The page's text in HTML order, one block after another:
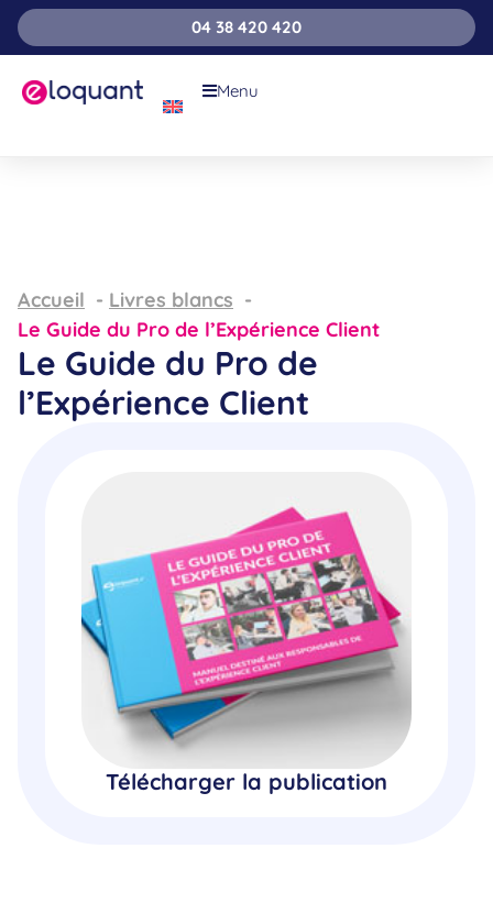
04 38 420 420
Menu
Télécharger la publication
Accueil
Livres blancs
Le Guide du Pro de l’Expérience Client
Le Guide du Pro de
l’Expérience Client